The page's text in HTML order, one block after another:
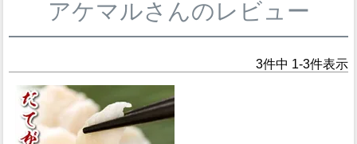
アケマルさんのレビュー
3件中 1-3件表示